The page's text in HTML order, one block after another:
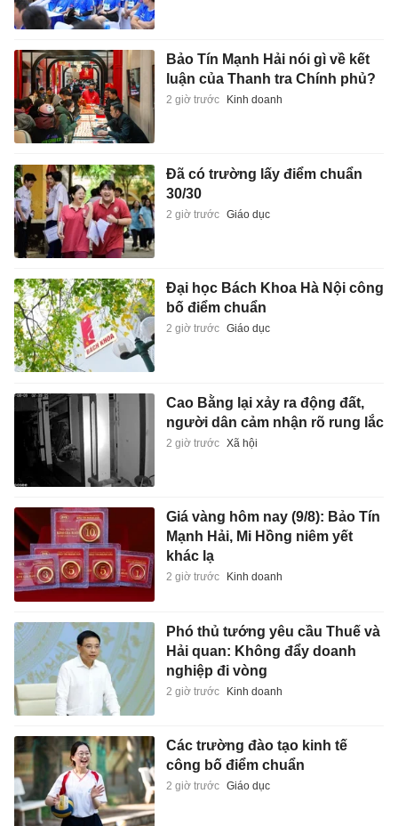
Bảo Tín Mạnh Hải nói gì về kết
luận của Thanh tra Chính phủ?
2 giờ trước Kinh doanh
Đã có trường lấy điểm chuẩn
30/30
2 giờ trước Giáo dục
Đại học Bách Khoa Hà Nội công
bố điểm chuẩn
2 giờ trước Giáo dục
Cao Bằng lại xảy ra động đất,
người dân cảm nhận rõ rung lắc
2 giờ trước Xã hội
Giá vàng hôm nay (9/8): Bảo Tín
Mạnh Hải, Mi Hồng niêm yết
khác lạ
2 giờ trước Kinh doanh
Phó thủ tướng yêu cầu Thuế và
Hải quan: Không đẩy doanh
nghiệp đi vòng
2 giờ trước Kinh doanh
Các trường đào tạo kinh tế
công bố điểm chuẩn
2 giờ trước Giáo dục